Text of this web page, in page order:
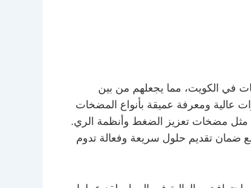
في الكويت، مما يجعلهم من بين
عالية ومعرفة عميقة بأنواع المضخات
مضخات تعزيز الضغط وأنظمة الري.
مع ضمان تقديم حلول سريعة وفعالة تدوم